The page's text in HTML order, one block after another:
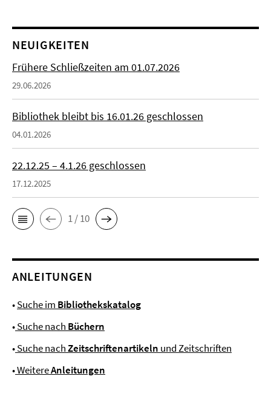
NEUIGKEITEN
Frühere Schließzeiten am 01.07.2026
29.06.2026
Bibliothek bleibt bis 16.01.26 geschlossen
04.01.2026
22.12.25 – 4.1.26 geschlossen
17.12.2025
1 / 10
ANLEITUNGEN
•Suche im Bibliothekskatalog
•Suche nach Büchern
•Suche nachZeitschriftenartikeln und Zeitschriften
•WeitereAnleitungen